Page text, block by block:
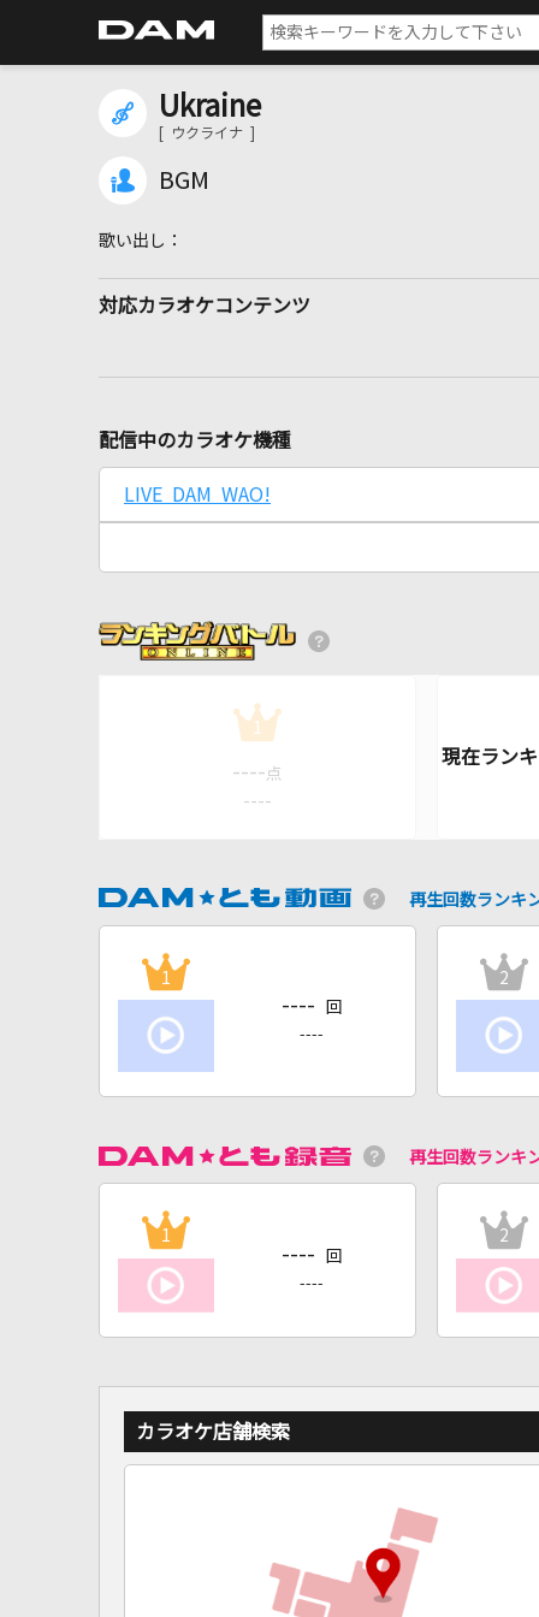
Ukraine
[ ウクライナ ]
BGM
対応カラオケコンテンツ
配信中のカラオケ機種
LIVE DAM WAO!
1
---- 点
----
再生回数ランキ
1
---- 回
----
2
再生回数ランキ
1
---- 回
----
2
カラオケ店舗検索